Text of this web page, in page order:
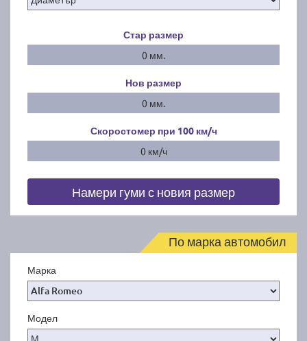
Стар размер
0 мм.
Нов размер
0 мм.
Скоростомер при 100 км/ч
0 км/ч
Намери гуми с новия размер
По марка автомобил
Марка
Модел